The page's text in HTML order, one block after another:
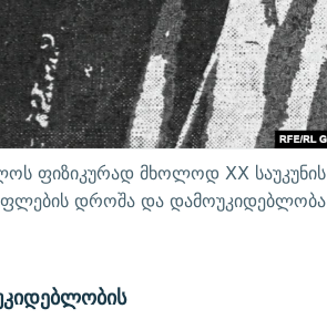
ფიზიკურად მხოლოდ XX საუკუნის
დროშა და დამოუკიდებლობა